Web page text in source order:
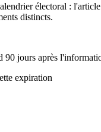
électoral :
distincts.
90 jours après
expiration